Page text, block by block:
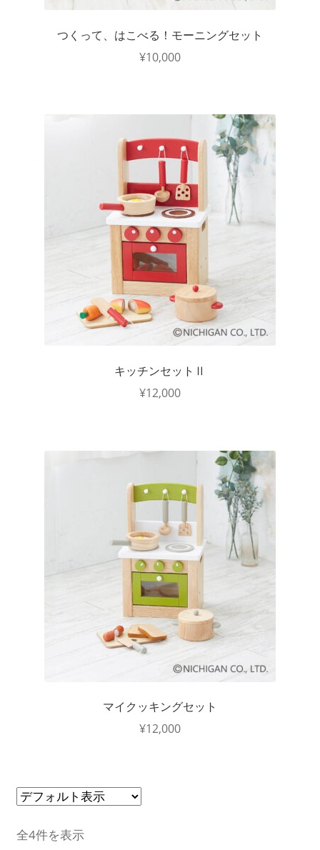
つくって、はこべる！モーニングセット
¥10,000
キッチンセットⅡ
¥12,000
マイクッキングセット
¥12,000
全4件を表示